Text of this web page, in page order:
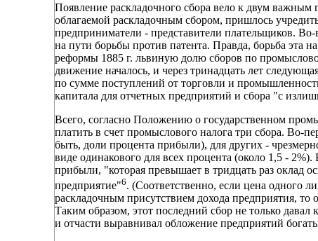
Появление раскладочного сбора вело к двум
облагаемой раскладочным сбором, пришлось
предприниматели - представители плательщиков.
на пути борьбы против патента. Правда, борьба эта
реформы 1885 г. львиную долю сборов по
движение началось, и через тринадцать лет
по сумме поступлений от торговли и
капитала для отчетных предприятий и сбора "с
Всего, согласно Положению о государственном
платить в счет промыслового налога три сбора. Во-
быть, доли процента прибыли), для других -
виде одинакового для всех процента (около 1,5 -
прибыли, "которая превышает в тридцать раз оклад
предприятие"6. (Соответственно, если цена одного
раскладочным присутствием дохода предприятия,
Таким образом, этот последний сбор не только
и отчасти выравнивал обложение предприятий